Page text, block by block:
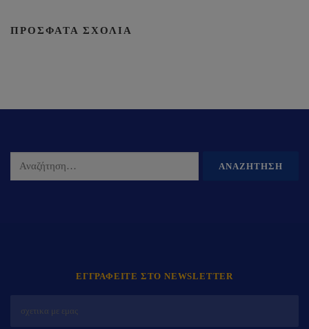
ΠΡΌΣΦΑΤΑ ΣΧΌΛΙΑ
ΕΓΓΡΑΦΕΙΤΕ ΣΤΟ NEWSLETTER